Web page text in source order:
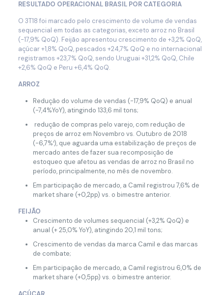
RESULTADO OPERACIONAL BRASIL POR CATEGORIA
O 3T18 foi marcado pelo crescimento de volume de vendas
sequencial em todas as categorias, exceto arroz no Brasil
(-17,9% QoQ). Feijão apresentou crescimento de +3,2% QoQ,
açúcar +1,8% QoQ, pescados +24,7% QoQ e no internacional
registramos +23,7% QoQ, sendo Uruguai +31,2% QoQ, Chile
+2,6% QoQ e Peru +6,4% QoQ.
ARROZ
Redução do volume de vendas (-17,9% QoQ) e anual
(-7,4%YoY), atingindo 133,6 mil tons;
redução de compras pelo varejo, com redução de
preços de arroz em Novembro vs. Outubro de 2018
(-6,7%¹), que aguarda uma estabilização de preços de
mercado antes de fazer sua recomposição de
estoqueo que afetou as vendas de arroz no Brasil no
período, principalmente, no mês de novembro.
Em participação de mercado, a Camil registrou 7,6% de
market share (+0,2pp) vs. o bimestre anterior.
FEIJÃO
Crescimento de volumes sequencial (+3,2% QoQ) e
anual (+ 25,0% YoY), atingindo 20,1 mil tons;
Crescimento de vendas da marca Camil e das marcas
de combate;
Em participação de mercado, a Camil registrou 6,0% de
market share (+0,5pp) vs. o bimestre anterior.